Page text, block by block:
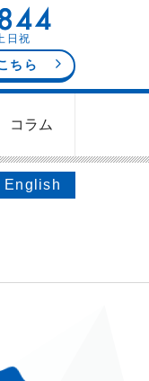
日祝
ちら
コラム
English